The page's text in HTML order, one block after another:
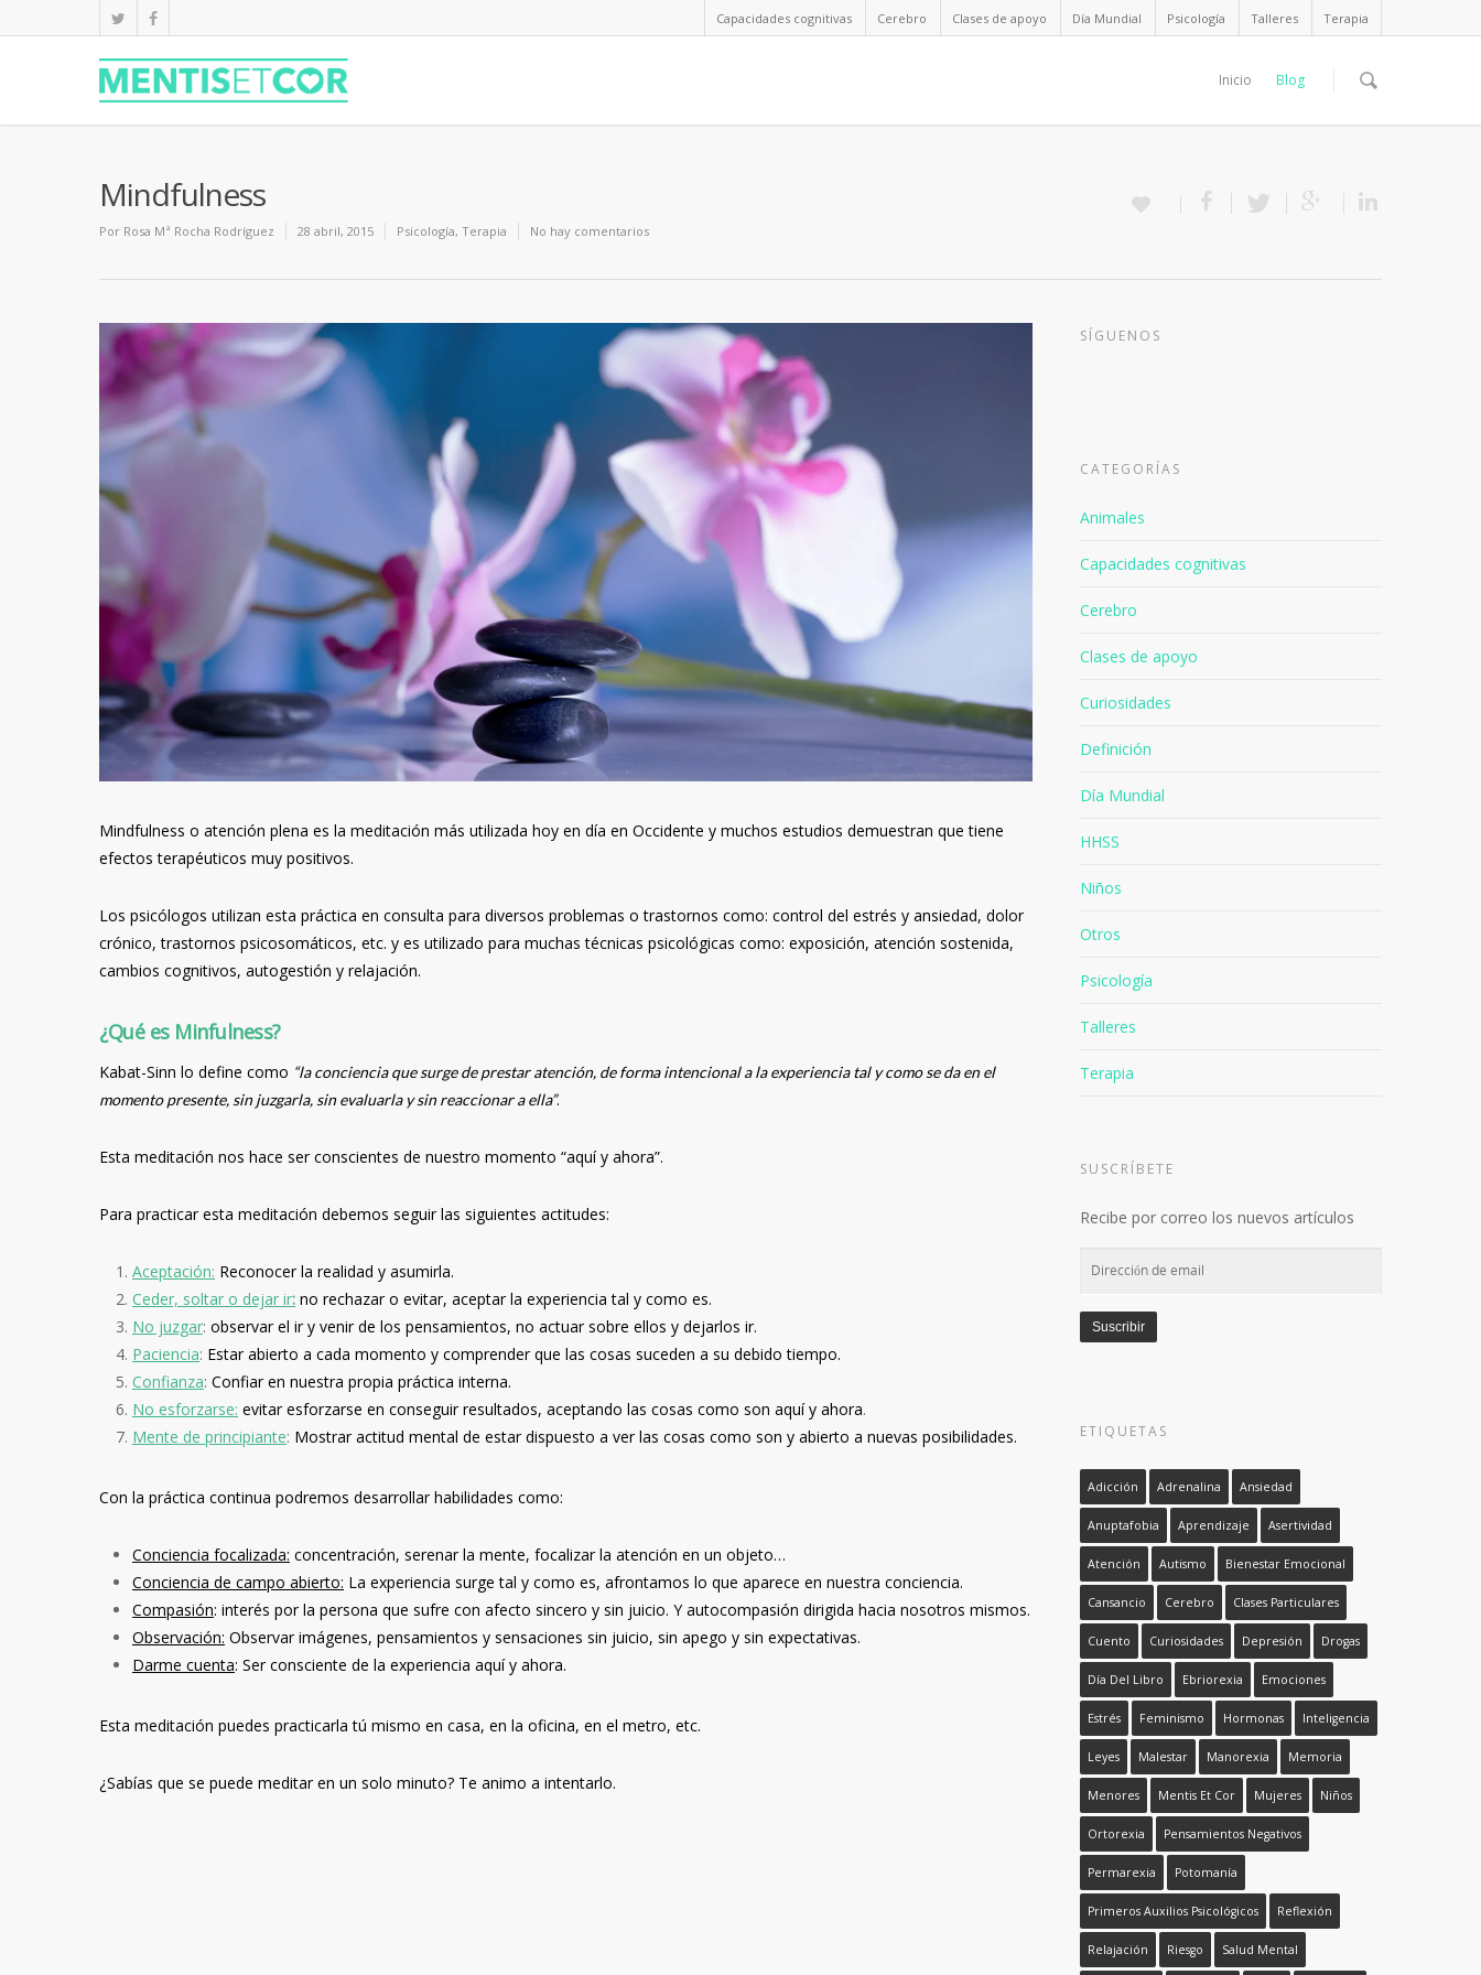
Capacidades cognitivas Cerebro Clases de apoyo Día Mundial Psicología Talleres Terapia
Inicio Blog
Mindfulness
Por Rosa Mª Rocha Rodríguez 28 abril, 2015 Psicología, Terapia No hay comentarios
Mindfulness o atención plena es la meditación más utilizada hoy en día en Occidente y muchos estudios demuestran que tiene
efectos terapéuticos muy positivos.
Los psicólogos utilizan esta práctica en consulta para diversos problemas o trastornos como: control del estrés y ansiedad, dolor
crónico, trastornos psicosomáticos, etc. y es utilizado para muchas técnicas psicológicas como: exposición, atención sostenida,
cambios cognitivos, autogestión y relajación.
¿Qué es Minfulness?
Kabat-Sinn lo define como “la conciencia que surge de prestar atención, de forma intencional a la experiencia tal y como se da en el
momento presente, sin juzgarla, sin evaluarla y sin reaccionar a ella”.
Esta meditación nos hace ser conscientes de nuestro momento “aquí y ahora”.
Para practicar esta meditación debemos seguir las siguientes actitudes:
Aceptación: Reconocer la realidad y asumirla.
Ceder, soltar o dejar ir: no rechazar o evitar, aceptar la experiencia tal y como es.
No juzgar: observar el ir y venir de los pensamientos, no actuar sobre ellos y dejarlos ir.
Paciencia: Estar abierto a cada momento y comprender que las cosas suceden a su debido tiempo.
Confianza: Confiar en nuestra propia práctica interna.
No esforzarse: evitar esforzarse en conseguir resultados, aceptando las cosas como son aquí y ahora.
Mente de principiante: Mostrar actitud mental de estar dispuesto a ver las cosas como son y abierto a nuevas posibilidades.
Con la práctica continua podremos desarrollar habilidades como:
Conciencia focalizada: concentración, serenar la mente, focalizar la atención en un objeto…
Conciencia de campo abierto: La experiencia surge tal y como es, afrontamos lo que aparece en nuestra conciencia.
Compasión: interés por la persona que sufre con afecto sincero y sin juicio. Y autocompasión dirigida hacia nosotros mismos.
Observación: Observar imágenes, pensamientos y sensaciones sin juicio, sin apego y sin expectativas.
Darme cuenta: Ser consciente de la experiencia aquí y ahora.
Esta meditación puedes practicarla tú mismo en casa, en la oficina, en el metro, etc.
¿Sabías que se puede meditar en un solo minuto? Te animo a intentarlo.
SÍGUENOS
CATEGORÍAS
Animales
Capacidades cognitivas
Cerebro
Clases de apoyo
Curiosidades
Definición
Día Mundial
HHSS
Niños
Otros
Psicología
Talleres
Terapia
SUSCRÍBETE
Recibe por correo los nuevos artículos
Dirección
email
Suscribir
ETIQUETAS
Adicción Adrenalina Ansiedad
Anuptafobia Aprendizaje Asertividad
Atención Autismo Bienestar Emocional
Cansancio Cerebro Clases Particulares
Cuento Curiosidades Depresión Drogas
Día Del Libro Ebriorexia Emociones
Estrés Feminismo Hormonas Inteligencia
Leyes Malestar Manorexia Memoria
Menores Mentis Et Cor Mujeres Niños
Ortorexia Pensamientos Negativos
Permarexia Potomanía
Primeros Auxilios Psicológicos Reflexión
Relajación Riesgo Salud Mental